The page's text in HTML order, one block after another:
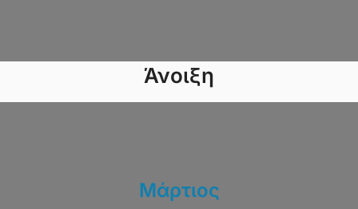
Άνοιξη
Μάρτιος